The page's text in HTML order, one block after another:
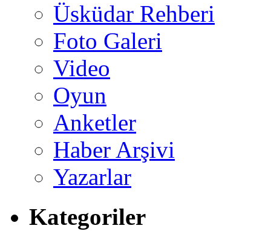
Üsküdar Rehberi
Foto Galeri
Video
Oyun
Anketler
Haber Arşivi
Yazarlar
Kategoriler